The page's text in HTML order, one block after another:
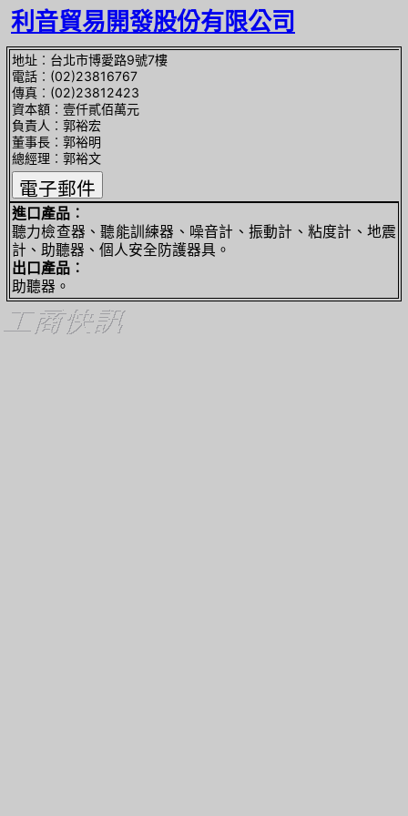
利音貿易開發股份有限公司
地址︰台北市博愛路9號7樓
電話︰(02)23816767
傳真︰(02)23812423
資本額︰壹仟貳佰萬元
負責人︰郭裕宏
董事長︰郭裕明
總經理︰郭裕文
進口產品︰
聽力檢查器、聽能訓練器、噪音計、振動計、粘度計、地震
計、助聽器、個人安全防護器具。
出口產品︰
助聽器。